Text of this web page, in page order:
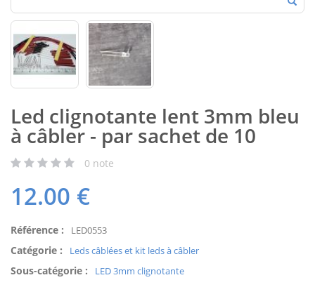
Led clignotante lent 3mm bleu
à câbler - par sachet de 10
0 note
12.00 €
Référence : LED0553
Catégorie : Leds câblées et kit leds à câbler
Sous-catégorie : LED 3mm clignotante